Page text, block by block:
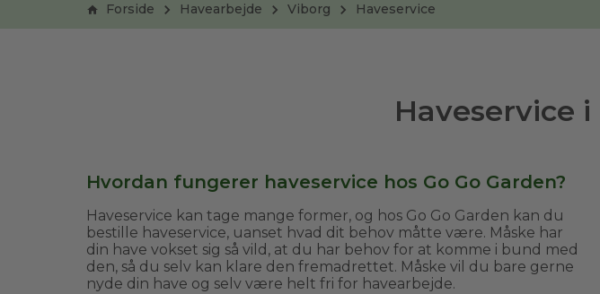
Forside Havearbejde Viborg Haveservice
Haveservice
Hvordan fungerer haveservice hos Go Go Garden?
Haveservice kan tage mange former, og hos Go Go Garden kan du
bestille haveservice, uanset hvad dit behov måtte være. Måske har
din have vokset sig så vild, at du har behov for at komme i bund med
den, så du selv kan klare den fremadrettet. Måske vil du bare gerne
nyde din have og selv være helt fri for havearbejde.